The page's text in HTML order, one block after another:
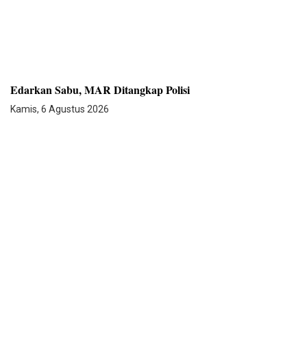
Edarkan Sabu, MAR Ditangkap Polisi
Kamis, 6 Agustus 2026